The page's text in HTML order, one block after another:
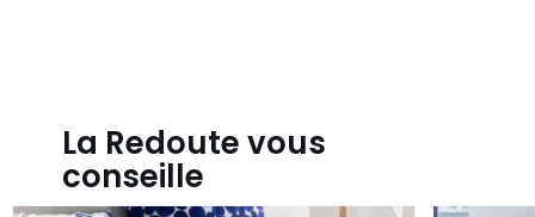
La Redoute vous
conseille